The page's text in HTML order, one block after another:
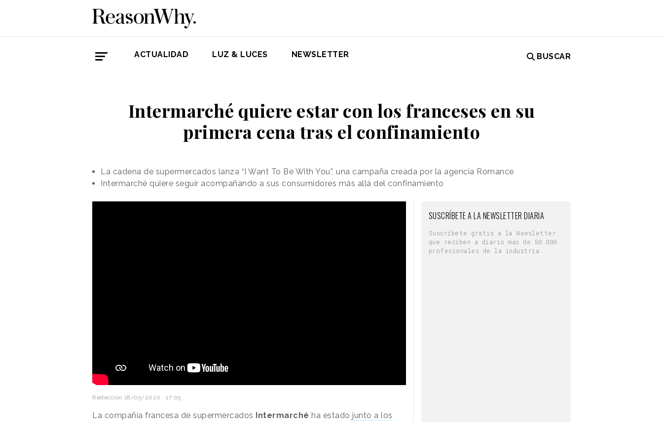
ACTUALIDAD LUZ & LUCES NEWSLETTER BUSCAR
Intermarché quiere estar con los franceses en su
primera cena tras el confinamiento
La cadena de supermercados lanza “I Want To Be With You”, una campaña creada por la agencia Romance
Intermarché quiere seguir acompañando a sus consumidores más allá del confinamiento
Redacción 18/05/2020 · 17:05
La compañía francesa de supermercados Intermarché ha estado junto a los
SUSCRÍBETE A LA NEWSLETTER DIARIA
Suscríbete gratis a la Newsletter
que reciben a diario más de 50.000
profesionales de la industria.